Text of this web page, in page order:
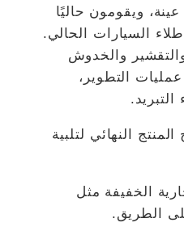
ومنذ بدأت تجارب التطوير في عام 2021، اختبر مييورا وفريقه أكثر من 100 عينة، ويقومون حاليًا
سمك طلاء السيارات الحالي.
والخدوش
عمليات التطوير،
النهائي لتلبية
الخفيفة مثل
الطريق.